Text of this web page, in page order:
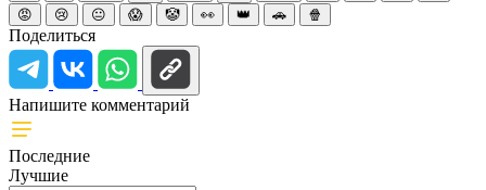
😡
😢 😐 😱 🤡 👀 👑 🚗 🍿
Поделиться
Напишите комментарий
Последние
Лучшие